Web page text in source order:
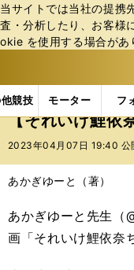
当サイトでは当社の提携
査・分析したり、お客様
okie を使⽤する場合があ
競技 モーター フ
b
ス
ポ
ル
ィ
ー
連載コラム
【それいけ鯉
2023年04月07日 19:40 公
あかぎゆーと（著）
あかぎゆーと先生（
画「それいけ鯉依奈